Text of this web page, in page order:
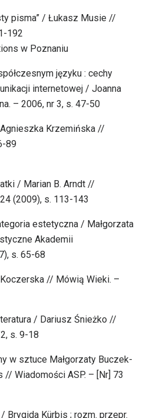
pisma” / Łukasz Musie //
192
w Poznaniu
języku : cechy
internetowej / Joanna
– 2006, nr 3, s. 47-50
Krzemińska //
89
/ Marian B. Arndt //
(2009), s. 113-143
estetyczna / Małgorzata
Akademii
s. 65-68
// Mówią Wieki. –
/ Dariusz Śnieżko //
s. 9-18
w sztuce Małgorzaty Buczek-
Wiadomości ASP. – [Nr] 73
Brygida Kürbis ; rozm. przepr.